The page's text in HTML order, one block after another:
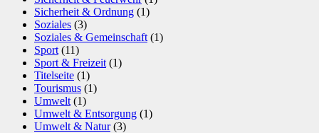
Sicherheit & Ordnung (1)
Soziales (3)
Soziales & Gemeinschaft (1)
Sport (11)
Sport & Freizeit (1)
Titelseite (1)
Tourismus (1)
Umwelt (1)
Umwelt & Entsorgung (1)
Umwelt & Natur(3)